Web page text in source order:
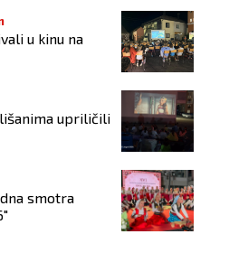
u kinu na
upriličili
smotra